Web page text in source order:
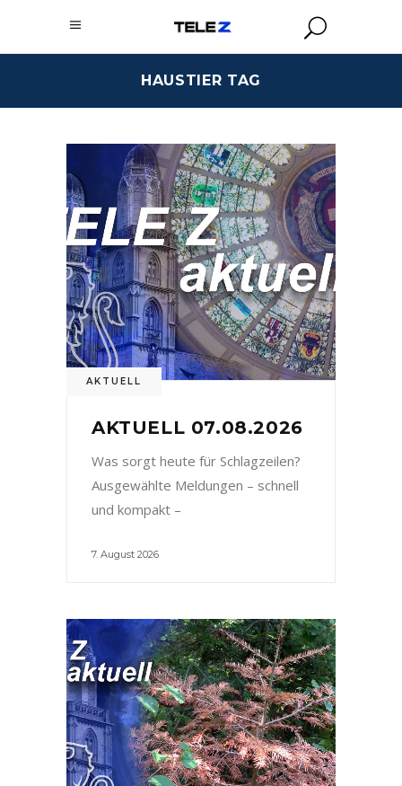
HAUSTIER TAG
AKTUELL
AKTUELL 07.08.2026
Was sorgt heute für Schlagzeilen?
Ausgewählte Meldungen – schnell
und kompakt –
7. August 2026